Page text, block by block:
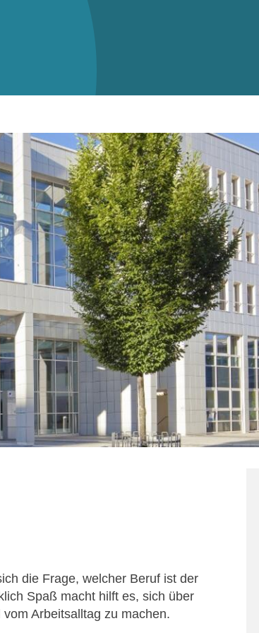
die Frage, welcher Beruf ist der
Spaß macht hilft es, sich über
Arbeitsalltag zu machen.